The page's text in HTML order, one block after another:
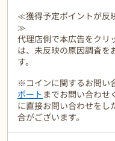
≪獲得予定ポイントが反
≫
代理店側で本広告をクリ
は、未反映の原因調査を
す。
※コインに関するお問い
ポート までお問い合わせ
に直接お問い合わせをし
合がございます。